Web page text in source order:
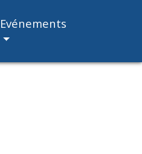
Evénements